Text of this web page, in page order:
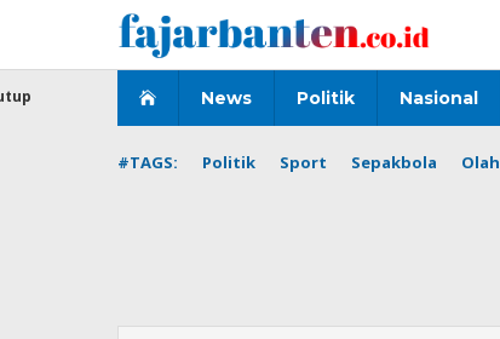
News Politik Nasional
#TAGS: Politik Sport Sepakbola